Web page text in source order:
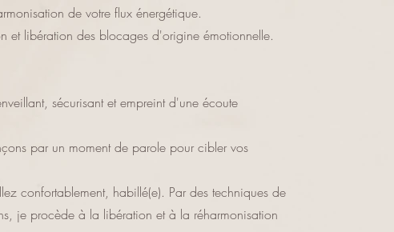
de votre flux énergétique.
et libération des blocages d'origine émotionnelle.
sécurisant et empreint d'une écoute
par un moment de parole pour cibler vos
confortablement, habillé(e). Par des techniques de
je procède à la libération et à la réharmonisation